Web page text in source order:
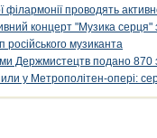
проводять
концерт "Музика
музиканта
Держмистецтв подано 870
у Метрополітен-опері: